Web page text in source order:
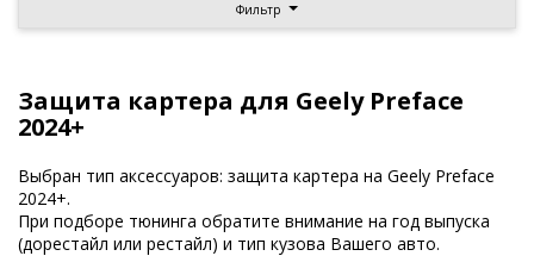
Фильтр
Защита картера для Geely Preface
2024+
Выбран тип аксессуаров: защита картера на Geely Preface
2024+.
При подборе тюнинга обратите внимание на год выпуска
(дорестайл или рестайл) и тип кузова Вашего авто.